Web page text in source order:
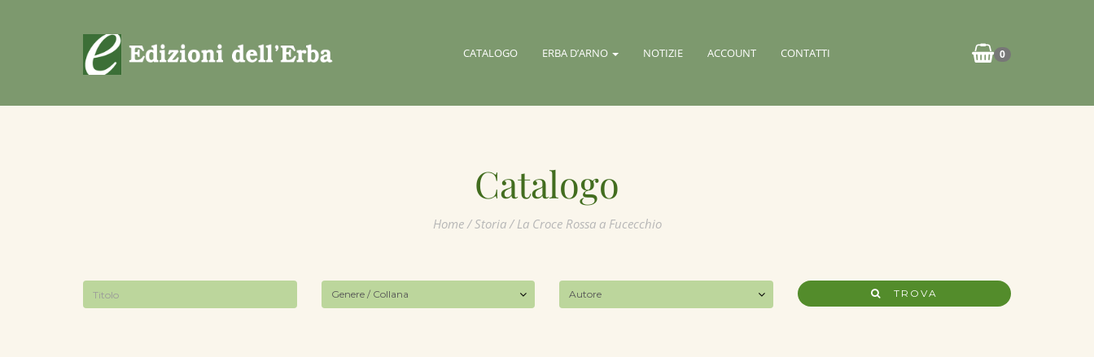
0
CATALOGO ERBA D’ARNO NOTIZIE ACCOUNT CONTATTI
Catalogo
Home/Storia/ La Croce Rossa a Fucecchio
TROVA